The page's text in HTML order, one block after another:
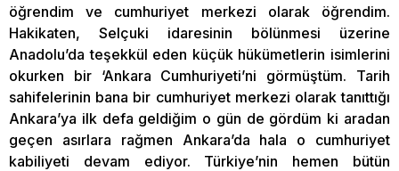
öğrendim ve cumhuriyet merkezi olarak öğrendim.
Hakikaten, Selçuki idaresinin bölünmesi üzerine
Anadolu’da teşekkül eden küçük hükümetlerin isimlerini
okurken bir ‘Ankara Cumhuriyeti’ni görmüştüm. Tarih
sahifelerinin bana bir cumhuriyet merkezi olarak tanıttığı
Ankara’ya ilk defa geldiğim o gün de gördüm ki aradan
geçen asırlara rağmen Ankara’da hala o cumhuriyet
kabiliyeti devam ediyor. Türkiye’nin hemen bütün